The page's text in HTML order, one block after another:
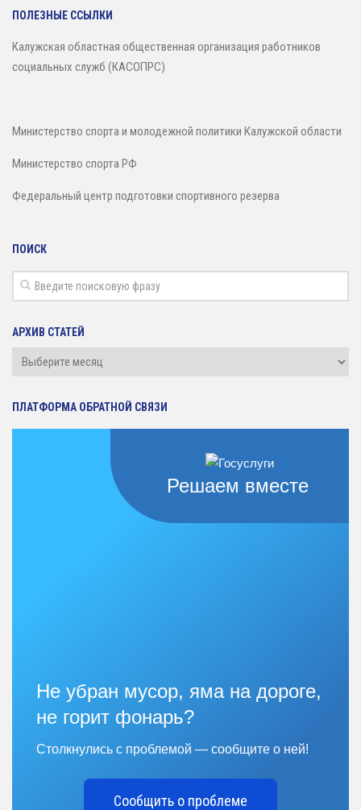
ПОЛЕЗНЫЕ ССЫЛКИ
Калужская областная общественная организация работников
социальных служб (КАСОПРС)
Министерство спорта и молодежной политики Калужской области
Министерство спорта РФ
Федеральный центр подготовки спортивного резерва
ПОИСК
АРХИВ СТАТЕЙ
Архив
ПЛАТФОРМА ОБРАТНОЙ СВЯЗИ
Решаем вместе
Не убран мусор, яма на дороге,
не горит фонарь?
Столкнулись с проблемой — сообщите о ней!
Сообщить о проблеме